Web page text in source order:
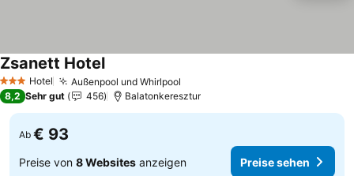
3 SterneHotel Außenpool und Whirlpool
Zsanett HotelPreise sehen
8,2 Sehr gut 456 Balatonkeresztur
Ab € 93
Preise von 8 Websites anzeigen Preise sehen